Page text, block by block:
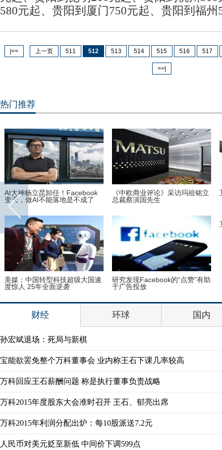
580元起、贵阳到厦门750元起、贵阳到福州
|<< 上一页 511 512 513 514 515 516 517
>>|